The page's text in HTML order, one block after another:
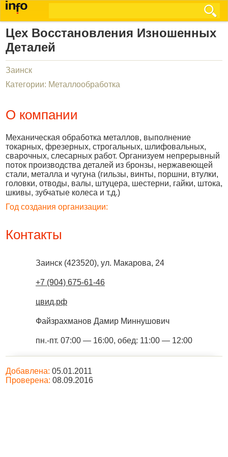
Цех Восстановления Изношенных
Деталей
Заинск
Категории: Металлообработка
О компании
Механическая обработка металлов, выполнение
токарных, фрезерных, строгальных, шлифовальных,
сварочных, слесарных работ. Организуем непрерывный
поток производства деталей из бронзы, нержавеющей
стали, металла и чугуна (гильзы, винты, поршни, втулки,
головки, отводы, валы, штуцера, шестерни, гайки, штока,
шкивы, зубчатые колеса и т.д.)
Год создания организации:
Контакты
Заинск (423520), ул. Макарова, 24
+7 (904) 675-61-46
цвид.рф
Файзрахманов Дамир Миннушович
пн.-пт. 07:00 — 16:00, обед: 11:00 — 12:00
Добавлена: 05.01.2011
Проверена: 08.09.2016